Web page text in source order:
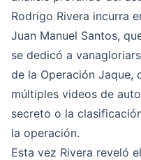
Rodrigo Rivera incurra
Juan Manuel Santos,
se dedicó a
de la Operación Jaque,
múltiples videos de
secreto o la
la operación.
Esta vez Rivera reveló